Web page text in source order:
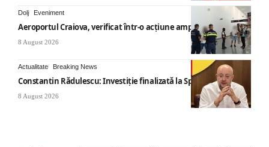
Dolj Eveniment
Aeroportul Craiova, verificat într-o acțiune amplă
8 August 2026
Actualitate Breaking News
Constantin Rădulescu: Investiție finalizată la Spitalul Mihăești
8 August 2026